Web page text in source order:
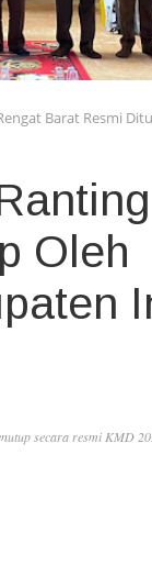
Barat Resmi
Oleh
secara resmi KMD